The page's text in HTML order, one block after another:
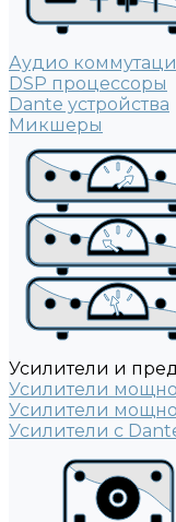
Аудио
DSP процессоры
Dante устройства
Микшеры
Усилители и
Усилители
Усилители
Усилители с